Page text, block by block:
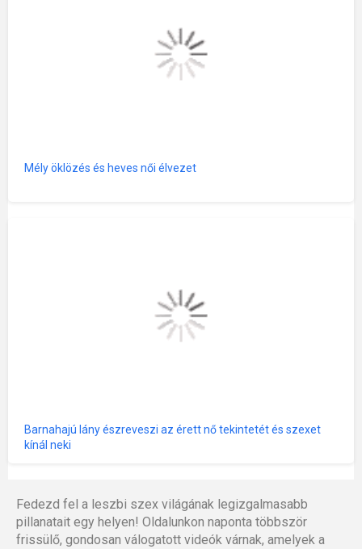
Mély öklözés és heves női élvezet
Barnahajú lány észreveszi az érett nő tekintetét és szexet
kínál neki
Fedezd fel a leszbi szex világának legizgalmasabb
pillanatait egy helyen! Oldalunkon naponta többször
frissülő, gondosan válogatott videók várnak, amelyek a